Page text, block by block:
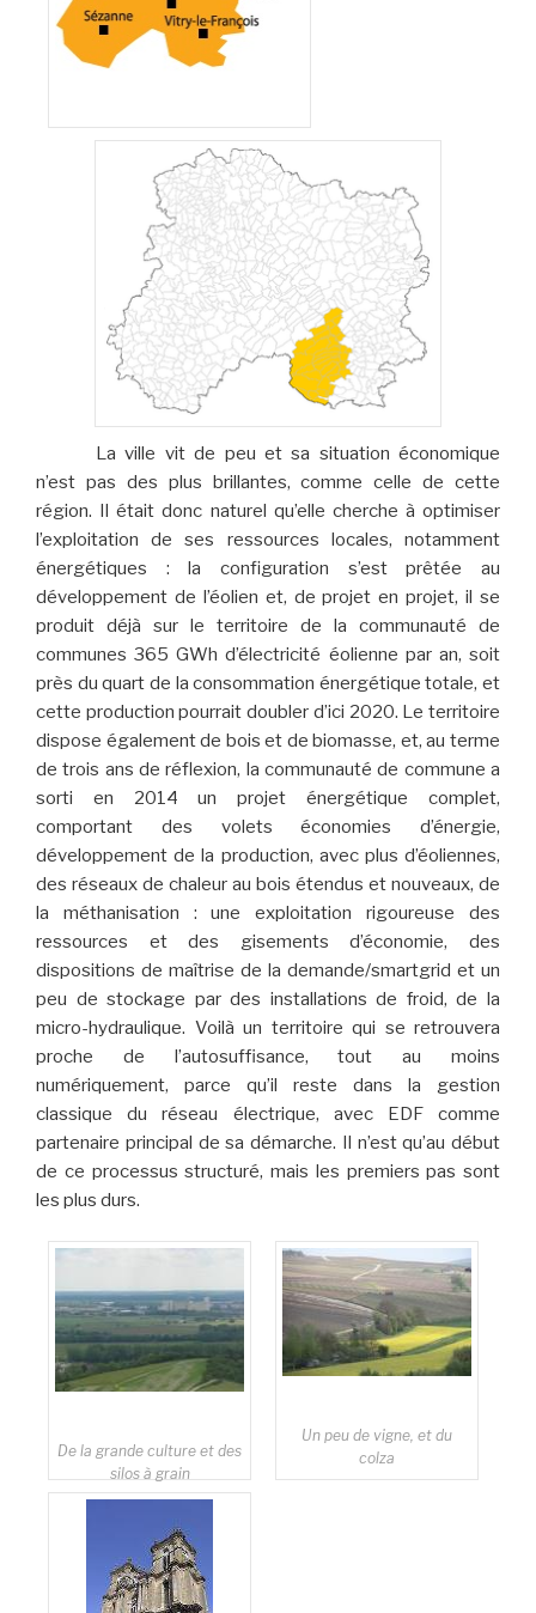
La ville vit de peu et sa situation économique
n’est pas des plus brillantes, comme celle de cette
région. Il était donc naturel qu’elle cherche à optimiser
l’exploitation de ses ressources locales, notamment
énergétiques : la configuration s’est prêtée au
développement de l’éolien et, de projet en projet, il se
produit déjà sur le territoire de la communauté de
communes 365 GWh d’électricité éolienne par an, soit
près du quart de la consommation énergétique totale, et
cette production pourrait doubler d’ici 2020. Le territoire
dispose également de bois et de biomasse, et, au terme
de trois ans de réflexion, la communauté de commune a
sorti en 2014 un projet énergétique complet,
comportant des volets économies d’énergie,
développement de la production, avec plus d’éoliennes,
des réseaux de chaleur au bois étendus et nouveaux, de
la méthanisation : une exploitation rigoureuse des
ressources et des gisements d’économie, des
dispositions de maîtrise de la demande/smartgrid et un
peu de stockage par des installations de froid, de la
micro-hydraulique. Voilà un territoire qui se retrouvera
proche de l’autosuffisance, tout au moins
numériquement, parce qu’il reste dans la gestion
classique du réseau électrique, avec EDF comme
partenaire principal de sa démarche. Il n’est qu’au début
de ce processus structuré, mais les premiers pas sont
les plus durs.
De la grande culture et des
silos à grain
Un peu de vigne, et du
colza